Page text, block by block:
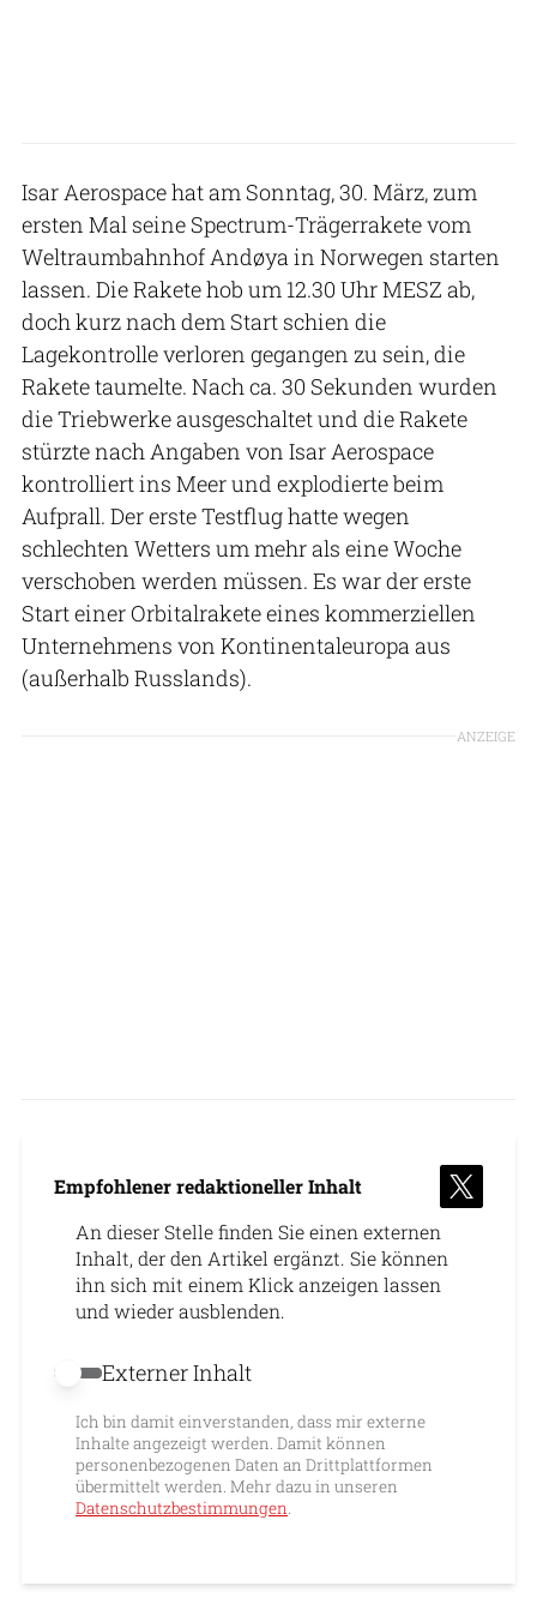
Isar Aerospace hat am Sonntag, 30. März, zum
ersten Mal seine Spectrum-Trägerrakete vom
Weltraumbahnhof Andøya in Norwegen starten
lassen. Die Rakete hob um 12.30 Uhr MESZ ab,
doch kurz nach dem Start schien die
Lagekontrolle verloren gegangen zu sein, die
Rakete taumelte. Nach ca. 30 Sekunden wurden
die Triebwerke ausgeschaltet und die Rakete
stürzte nach Angaben von Isar Aerospace
kontrolliert ins Meer und explodierte beim
Aufprall. Der erste Testflug hatte wegen
schlechten Wetters um mehr als eine Woche
verschoben werden müssen. Es war der erste
Start einer Orbitalrakete eines kommerziellen
Unternehmens von Kontinentaleuropa aus
(außerhalb Russlands).
ANZEIGE
Empfohlener redaktioneller Inhalt
An dieser Stelle finden Sie einen externen
Inhalt, der den Artikel ergänzt. Sie können
ihn sich mit einem Klick anzeigen lassen
und wieder ausblenden.
Externer Inhalt erlauben
Externer Inhalt
Ich bin damit einverstanden, dass mir externe
Inhalte angezeigt werden. Damit können
personenbezogenen Daten an Drittplattformen
übermittelt werden. Mehr dazu in unseren
Datenschutzbestimmungen.